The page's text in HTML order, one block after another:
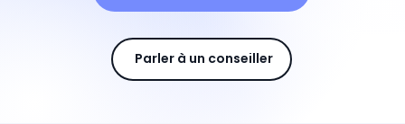
Parler à un conseiller